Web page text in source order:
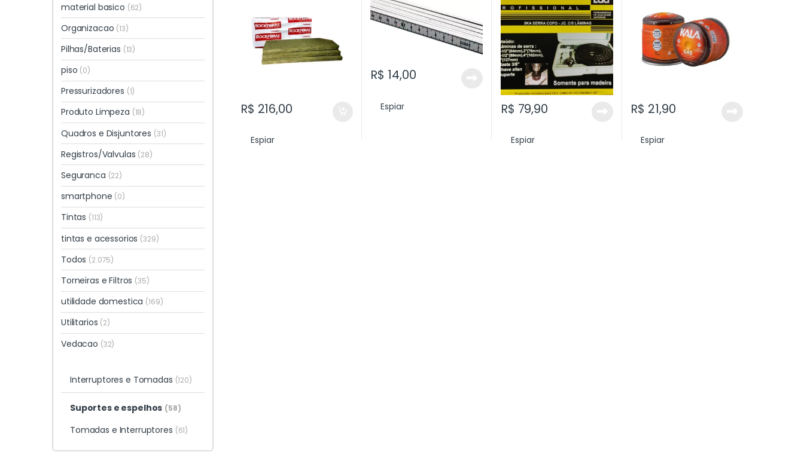
R$ 216,00
Espiar
R$ 14,00
Espiar R$ 79,90
Espiar
R$ 21,90
Espiar
material basico (62)
Organizacao (13)
Pilhas/Baterias (13)
piso (0)
Pressurizadores (1)
Produto Limpeza (18)
Quadros e Disjuntores (31)
Registros/Valvulas (28)
Seguranca (22)
smartphone (0)
Tintas (113)
tintas e acessorios (329)
Todos (2.075)
Torneiras e Filtros (35)
utilidade domestica (169)
Utilitarios (2)
Vedacao (32)
Interruptores e Tomadas (120)
Suportes e espelhos (58)
Tomadas e Interruptores (61)